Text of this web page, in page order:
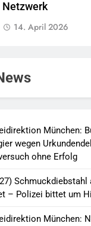
Netzwerk
14. April 2026
München:
wegen
ohne Erfolg
Schmuckdiebstahl
– Polizei bittet um
München: